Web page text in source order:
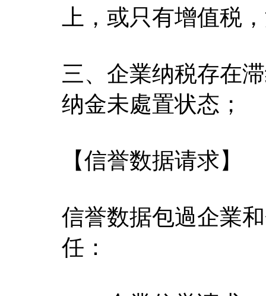
上，或只有增值税
三、企業纳税存在
纳金未處置状态；
【信誉数据请求】
信誉数据包過企業
任：